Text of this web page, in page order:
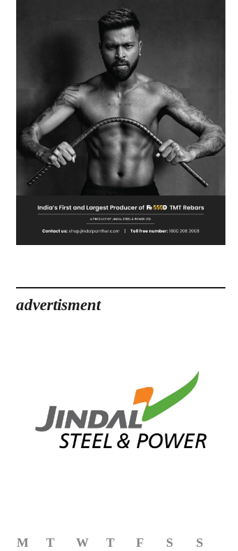
advertisment
M T W T F S
S